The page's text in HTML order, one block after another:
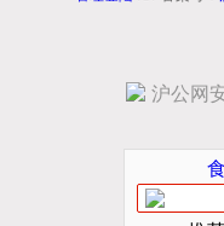
沪公网